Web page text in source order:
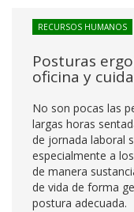
RECURSOS HUMANOS
Posturas
oficina y
No son pocas las
largas horas
de jornada laboral
especialmente a
de manera
de vida de forma
postura adecuada.